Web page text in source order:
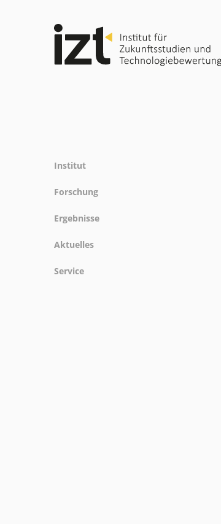
Institut
Gremien
Geschichte
Forschung
Referenz
Ergebnisse
Aktuelles
Service